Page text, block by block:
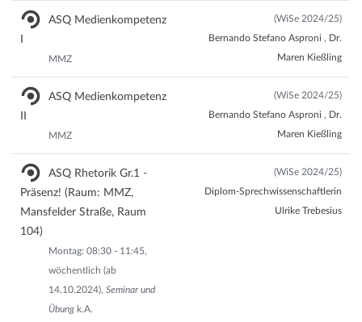
ASQ Medienkompetenz
MMZ
(WiSe 2024/25)
Bernando Stefano Asproni , Dr.
Maren Kießling
ASQ Medienkompetenz
MMZ
(WiSe 2024/25)
Bernando Stefano Asproni , Dr.
Maren Kießling
ASQ Rhetorik Gr.1 -
Präsenz! (Raum: MMZ,
Mansfelder Straße, Raum
104)
Montag: 08:30 - 11:45,
wöchentlich (ab
14.10.2024), Seminar und
Übung k.A.
(WiSe 2024/25)
Diplom-Sprechwissenschaftlerin
Ulrike Trebesius